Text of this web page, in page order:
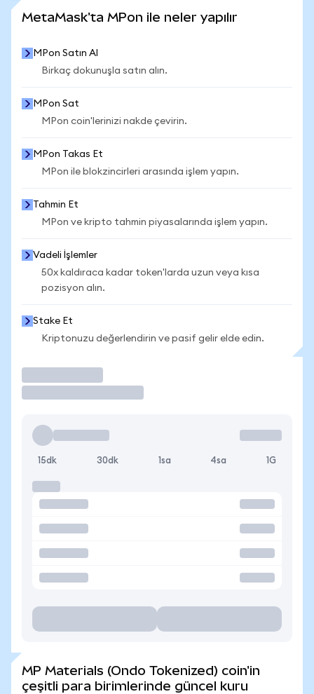
MetaMask'ta MPon ile neler yapılır
MPon Satın Al
Birkaç dokunuşla satın alın.
MPon Sat
MPon coin'lerinizi nakde çevirin.
MPon Takas Et
MPon ile blokzincirleri arasında işlem yapın.
Tahmin Et
MPon ve kripto tahmin piyasalarında işlem yapın.
Vadeli İşlemler
50x kaldıraca kadar token'larda uzun veya kısa
pozisyon alın.
Stake Et
Kriptonuzu değerlendirin ve pasif gelir elde edin.
15dk 30dk 1sa 4sa 1G
MP Materials (Ondo Tokenized) coin'in
çeşitli para birimlerinde güncel kuru